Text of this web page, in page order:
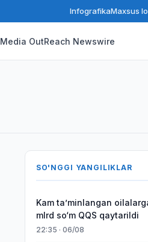
InfografikaMaxsus
Media OutReach Newswire
SO'NGGI YANGILIKLAR
Kam taʼminlangan
mlrd so‘m QQS qaytarildi
22:35 · 06/08